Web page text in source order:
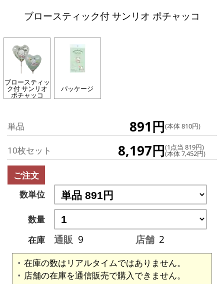
ブロースティック付 サンリオ ポチャッコ
ブロースティッ
ク付 サンリオ
ポチャッコ
パッケージ
単品 891円(本体 810円)
10枚セット 8,197円(1点当 819円)
(本体 7,452円)
ご注文
数単位
数量
在庫
通販 9 店舗 2
在庫の数はリアルタイムではありません。
店舗の在庫を通信販売で購入できません。